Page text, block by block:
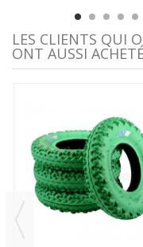
LES CLIENTS QUI
ONT AUSSI